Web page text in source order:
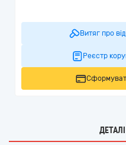
Витяг про
Реєстр
ДЕТАЛІ